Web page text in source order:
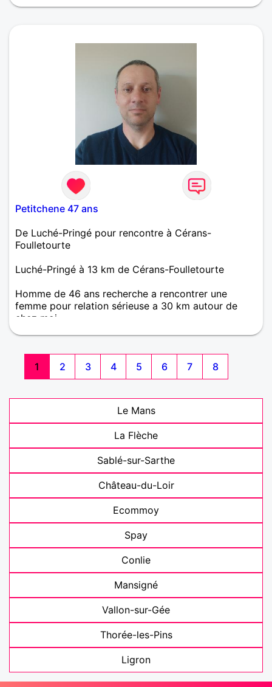
pourquoi pas plus si infinité
Petitchene 47 ans
De Luché-Pringé pour rencontre à Cérans-
Foulletourte
Luché-Pringé à 13 km de Cérans-Foulletourte
Homme de 46 ans recherche a rencontrer une
femme pour relation sérieuse a 30 km autour de
chez moi.
1 2 3 4 5 6 7 8
Le Mans
La Flèche
Sablé-sur-Sarthe
Château-du-Loir
Ecommoy
Spay
Conlie
Mansigné
Vallon-sur-Gée
Thorée-les-Pins
Ligron